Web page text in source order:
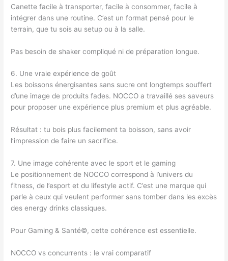
Canette facile à transporter, facile à consommer, facile à
intégrer dans une routine. C’est un format pensé pour le
terrain, que tu sois au setup ou à la salle.
Pas besoin de shaker compliqué ni de préparation longue.
6. Une vraie expérience de goût
Les boissons énergisantes sans sucre ont longtemps souffert
d’une image de produits fades. NOCCO a travaillé ses saveurs
pour proposer une expérience plus premium et plus agréable.
Résultat : tu bois plus facilement ta boisson, sans avoir
l’impression de faire un sacrifice.
7. Une image cohérente avec le sport et le gaming
Le positionnement de NOCCO correspond à l’univers du
fitness, de l’esport et du lifestyle actif. C’est une marque qui
parle à ceux qui veulent performer sans tomber dans les excès
des energy drinks classiques.
Pour Gaming & Santé©, cette cohérence est essentielle.
NOCCO vs concurrents : le vrai comparatif